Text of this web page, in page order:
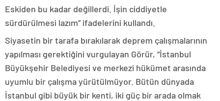
Eskiden bu kadar değillerdi. İşin ciddiyetle
sürdürülmesi lazım” ifadelerini kullandı.
Siyasetin bir tarafa bırakılarak deprem çalışmalarının
yapılması gerektiğini vurgulayan Görür, “İstanbul
Büyükşehir Belediyesi ve merkezi hükümet arasında
uyumlu bir çalışma yürütülmüyor. Bütün dünyada
İstanbul gibi büyük bir kenti, iki güç bir arada olmak